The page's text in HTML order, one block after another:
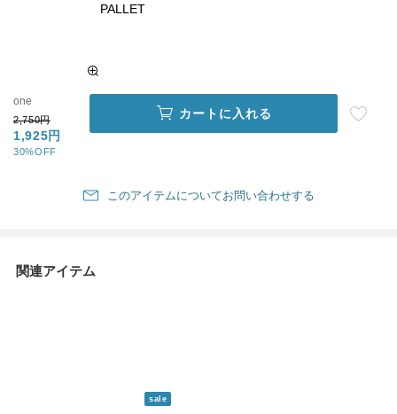
PALLET
one
2,750円
1,925円
30%OFF
カートに入れる
このアイテムについてお問い合わせする
関連アイテム
sale